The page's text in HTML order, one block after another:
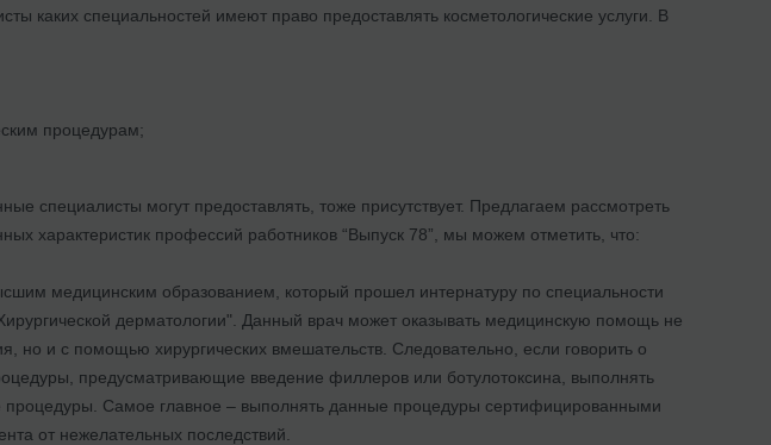
каких специальностей имеют право предоставлять косметологические услуги. В
процедурам;
специалисты могут предоставлять, тоже присутствует. Предлагаем рассмотреть
характеристик профессий работников “Выпуск 78”, мы можем отметить, что:
медицинским образованием, который прошел интернатуру по специальности
дерматологии". Данный врач может оказывать медицинскую помощь не
но и с помощью хирургических вмешательств. Следовательно, если говорить о
предусматривающие введение филлеров или ботулотоксина, выполнять
процедуры. Самое главное – выполнять данные процедуры сертифицированными
от нежелательных последствий.